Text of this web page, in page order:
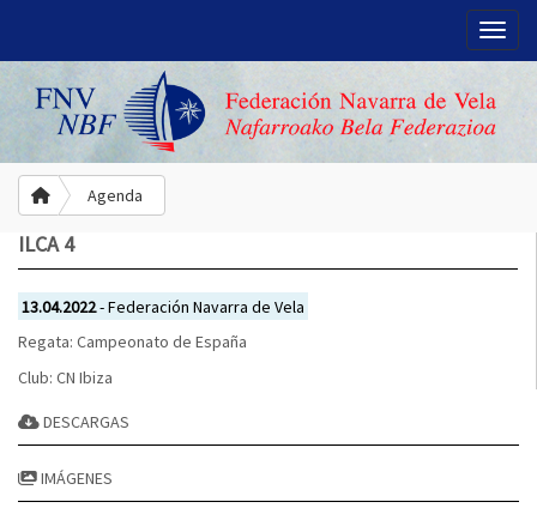
Agenda
ILCA 4
13.04.2022- Federación Navarra de Vela
Regata: Campeonato de España
Club: CN Ibiza
DESCARGAS
IMÁGENES